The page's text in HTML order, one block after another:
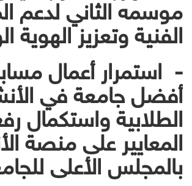
موسمه الثاني لدعم
الفنية وتعزيز الهوية
- استمرار أعمال
أفضل جامعة في
الطلابية واستكمال
المعايير على منصة
بالمجلس الأعلى